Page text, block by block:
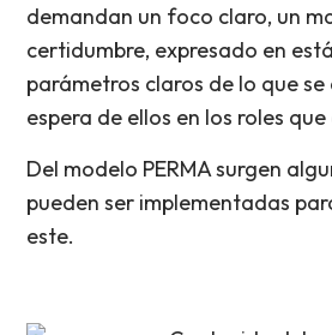
demandan un foco claro, un
certidumbre, expresado en
parámetros claros de lo que se
espera de ellos en los roles
Del modelo PERMA surgen
pueden ser implementadas
este.